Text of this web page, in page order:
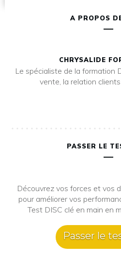
A PROPOS
CHRYSALIDE
Le spécialiste de la formation
vente, la relation
PASSER LE
Découvrez vos forces et vos
pour améliorer vos
Test DISC clé en main en
Passer le